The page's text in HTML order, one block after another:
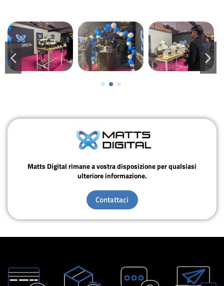
Matts Digital rimane a vostra disposizione per qualsiasi
ulteriore informazione.
Contattaci